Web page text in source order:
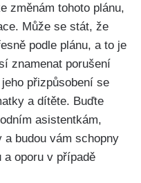
změnám‌ tohoto plánu,
Může se‌ stát,‍ že
podle plánu, a⁤ to je
znamenat porušení
přizpůsobení​ se
a dítěte. Buďte
asistentkám,
budou vám schopny
a ⁣oporu v ⁢případě⁣